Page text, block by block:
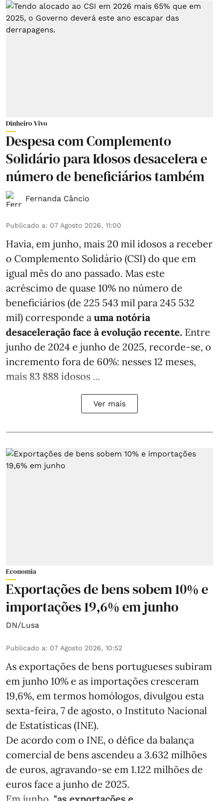
Dinheiro Vivo
Despesa com Complemento
Solidário para Idosos desacelera e
número de beneficiários também
Fernanda Câncio
Publicado a: 07 Agosto 2026, 11:00
Havia, em junho, mais 20 mil idosos a receber
o Complemento Solidário (CSI) do que em
igual mês do ano passado. Mas este
acréscimo de quase 10% no número de
beneficiários (de 225 543 mil para 245 532
mil) corresponde a uma notória
desaceleração face à evolução recente. Entre
junho de 2024 e junho de 2025, recorde-se, o
incremento fora de 60%: nesses 12 meses,
mais 83 888 idosos ...
Ver mais
Economia
Exportações de bens sobem 10% e
importações 19,6% em junho
DN/Lusa
Publicado a: 07 Agosto 2026, 10:52
As exportações de bens portugueses subiram
em junho 10% e as importações cresceram
19,6%, em termos homólogos, divulgou esta
sexta-feira, 7 de agosto, o Instituto Nacional
de Estatísticas (INE).
De acordo com o INE, o défice da balança
comercial de bens ascendeu a 3.632 milhões
de euros, agravando-se em 1.122 milhões de
euros face a junho de 2025.